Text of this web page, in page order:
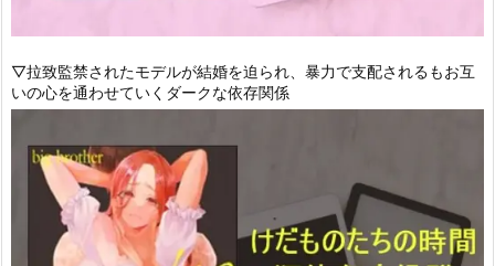
▽拉致監禁されたモデルが結婚を迫られ、暴力で支配されるもお互
いの心を通わせていくダークな依存関係